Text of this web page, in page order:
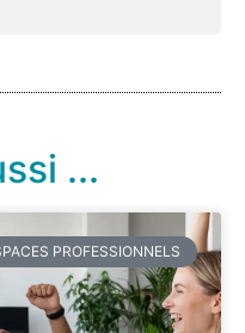
...
PROFESSIONNELS